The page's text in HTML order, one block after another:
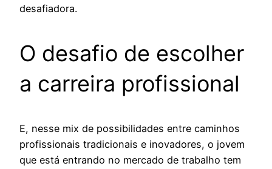
desafiadora.
O desafio de escolher
a carreira profissional
E, nesse mix de possibilidades entre caminhos
profissionais tradicionais e inovadores, o jovem
que está entrando no mercado de trabalho tem